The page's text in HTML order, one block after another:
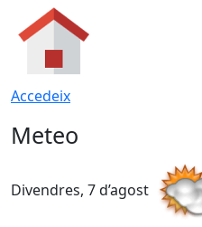
Accedeix
Meteo
Divendres, 7 d’agost